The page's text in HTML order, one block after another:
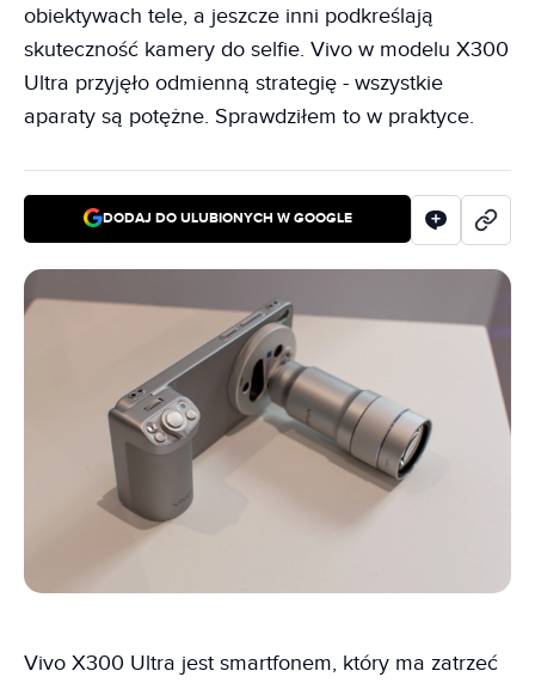
obiektywach tele, a jeszcze inni podkreślają
skuteczność kamery do selfie. Vivo w modelu X300
Ultra przyjęło odmienną strategię - wszystkie
aparaty są potężne. Sprawdziłem to w praktyce.
DODAJ DO ULUBIONYCH W GOOGLE
Vivo X300 Ultra jest smartfonem, który ma zatrzeć